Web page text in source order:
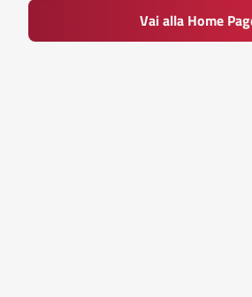
Vai alla Home